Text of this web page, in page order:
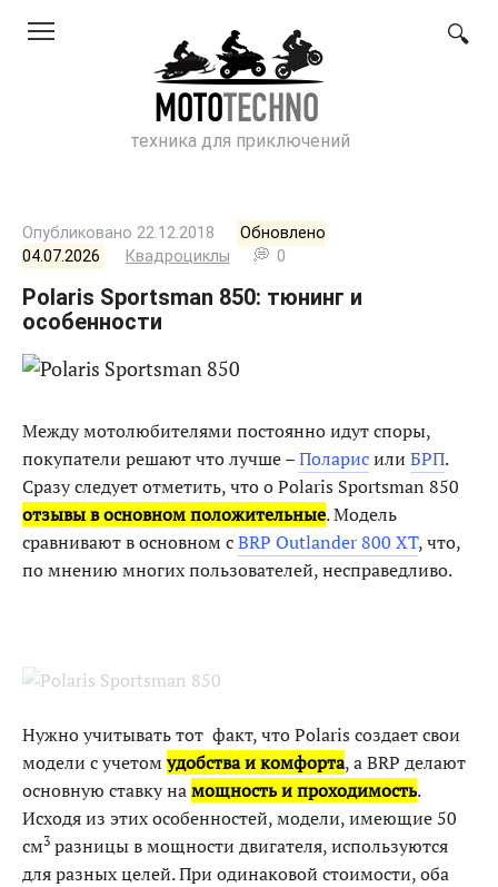
техника для приключений
Опубликовано 22.12.2018
Обновлено
04.07.2026
Квадроциклы 0
Polaris Sportsman 850: тюнинг и
особенности
Между мотолюбителями постоянно идут споры,
покупатели решают что лучше –Поларисили БРП.
Сразу следует отметить, что о Polaris Sportsman 850
отзывы в основном положительные. Модель
сравнивают в основном сBRP Outlander 800 XT, что,
по мнению многих пользователей, несправедливо.
Нужно учитывать тот факт, что Polaris создает свои
модели с учетомудобства и комфорта, а BRP делают
основную ставку намощность и проходимость.
Исходя из этих особенностей, модели, имеющие 50
см3 разницы в мощности двигателя, используются
для разных целей. При одинаковой стоимости, оба